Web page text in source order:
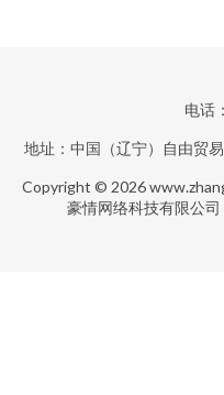
电话
地址：中国（辽宁）自由贸
Copyright © 2026
豪情网络科技有限公司